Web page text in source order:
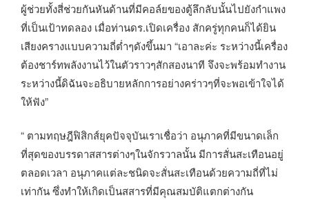
ผู้ช่วยทั้งสี่ช่วยกันหันด้านที่มีคอล์ยของตู้ลึกลับนั้นไปยังกำแพง
ที่เป็นเป้าทดลอง เมื่อท่านดร.เปิดเครื่อง สักครู่ทุกคนก็ได้ยิน
เสียงครางแบบความถี่ต่ำๆดังขึ้นมา “เอาละค่ะ ระหว่างนี้เครื่อง
ต้องชาร์ทพลังงานไว้ในตัวราวๆสักสองนาที จึงจะพร้อมทำงาน
ระหว่างนี้ดิฉันจะอธิบายหลักการอย่างคร่าวๆที่จะพอเข้าใจได้
ให้ฟัง”
“ ตามทฤษฎีฟิสิกส์ยุคปัจจุบันเราเชื่อว่า อนุภาคที่มีขนาดเล็ก
ที่สุดของบรรดาสสารต่างๆในจักรวาลนั้น มีการสั่นสะเทือนอยู่
ตลอดเวลา อนุภาคแต่ละชนิดจะสั่นสะเทือนด้วยความถี่ที่ไม่
เท่ากัน ซึ่งทำให้เกิดเป็นสสารที่มีคุณสมบัติแตกต่างกัน